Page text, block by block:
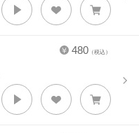
480 （税込）